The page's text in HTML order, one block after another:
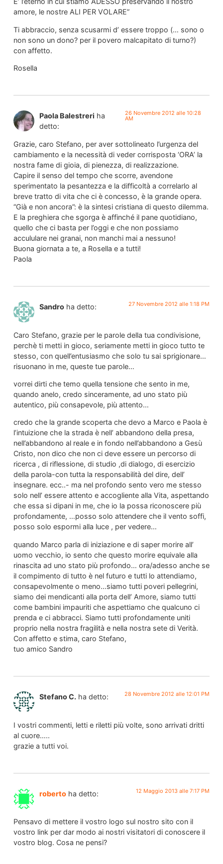
amore, le nostre ALI PER VOLARE”
Ti abbraccio, senza scusarmi d’ essere troppo (… sono o
non sono un dono? per il povero malcapitato di turno?)
con affetto.
Rosella
Paola Balestreri ha
detto:
26 Novembre 2012 alle 10:28
AM
Grazie, caro Stefano, per aver sottolineato l’urgenza del
cambiamento e la necessità di veder corrisposta ‘ORA’ la
nostra fame di gioia, di pienezza, di realizzazione.
Capire il senso del tempo che scorre, avendone
sperimentato la pesantezza e la difficoltà a correlarlo al
breve tratto di vita che ci è concesso, è la grande opera.
“Già e non ancora”: è la sintesi cristiana di questo dilemma.
E la preghiera che sgorga è affinché il pane quotidiano,
quello che ci basta per l’oggi e che non possiamo
accululare nei granai, non manchi mai a nessuno!
Buona giornata a te, a Rosella e a tutti!
Paola
Sandro ha detto: 27 Novembre 2012 alle 1:18 PM
Caro Stefano, grazie per le parole della tua condivisione,
perchè ti metti in gioco, seriamente metti in gioco tutto te
stesso, con quell’entusiasmo che solo tu sai sprigionare…
risuonano in me, queste tue parole…
vorrei dirti che temo quella tensione che sento in me,
quando anelo, credo sinceramente, ad uno stato più
autentico, più consapevole, più attento…
credo che la grande scoperta che devo a Marco e Paola è
l’intuizione che la strada è nell’ abbandono della presa,
nell’abbandono al reale e in fondo nell’abbandono a Gesù
Cristo, non dico che non ci deve essere un percorso di
ricerca , di riflessione, di studio ,di dialogo, di esercizio
della parola-con tutta la responsabilità del dire, dell’
insegnare. ecc..- ma nel profondo sento vero me stesso
solo nell’ essere attento e accogliente alla Vita, aspettando
che essa si dipani in me, che io la possa riconoscere più
profondamente, …posso solo attendere che il vento soffi,
posso solo espormi alla luce , per vedere…
quando Marco parla di iniziazione e di saper morire all’
uomo vecchio, io sento che questo morire equivale alla
rinascita ad uno stato più profondo… ora/adesso anche se
il compimento di tutto è nel futuro e tutti lo attendiamo,
consapevolmente o meno…siamo tutti poveri pellegrini,
siamo dei mendicanti alla porta dell’ Amore, siamo tutti
come bambini impauriti che aspettiamo che qualcuno ci
prenda e ci abbracci. Siamo tutti profondamente uniti
proprio nella nostra fragilità e nella nostra sete di Verità.
Con affetto e stima, caro Stefano,
tuo amico Sandro
Stefano C. ha detto: 28 Novembre 2012 alle 12:01 PM
I vostri commenti, letti e riletti più volte, sono arrivati dritti
al cuore…..
grazie a tutti voi.
roberto ha detto: 12 Maggio 2013 alle 7:17 PM
Pensavo di mettere il vostro logo sul nostro sito con il
vostro link per dar modo ai nostri visitatori di conoscere il
vostro blog. Cosa ne pensi?